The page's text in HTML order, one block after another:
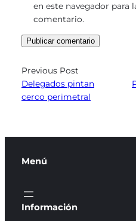
en este navegador para
comentario.
Previous Post
Delegados pintan
cerco perimetral
Menú
Información